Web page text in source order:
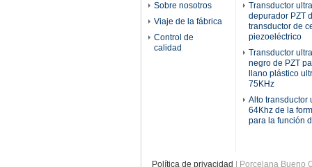
Sobre nosotros
Viaje de la fábrica
Control de
calidad
Transductor
depurador PZT
transductor de
piezoeléctrico
Transductor
negro de PZT
llano plástico
75KHz
Alto transductor
64Khz de la
para la función
Política de privacidad | Porcelana Bueno